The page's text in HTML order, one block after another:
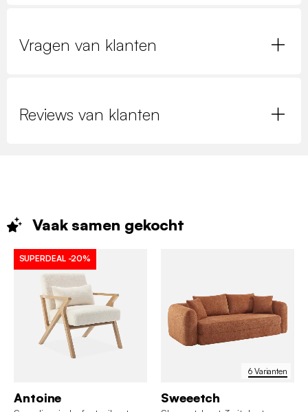
Vragen van klanten
Reviews van klanten
Vaak samen gekocht
SUPERDEAL -20%
Antoine
6 Varianten
Sweeetch